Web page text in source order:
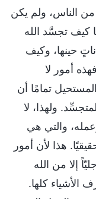
الناس، ولم يكن
كيف تجسَّد الله
حينها، وكيف
أمور لا
تمامًا أن
ولهذا، لا
والتي هي
هذا لأن أمور
إلا من الله
الأشياء كلها.